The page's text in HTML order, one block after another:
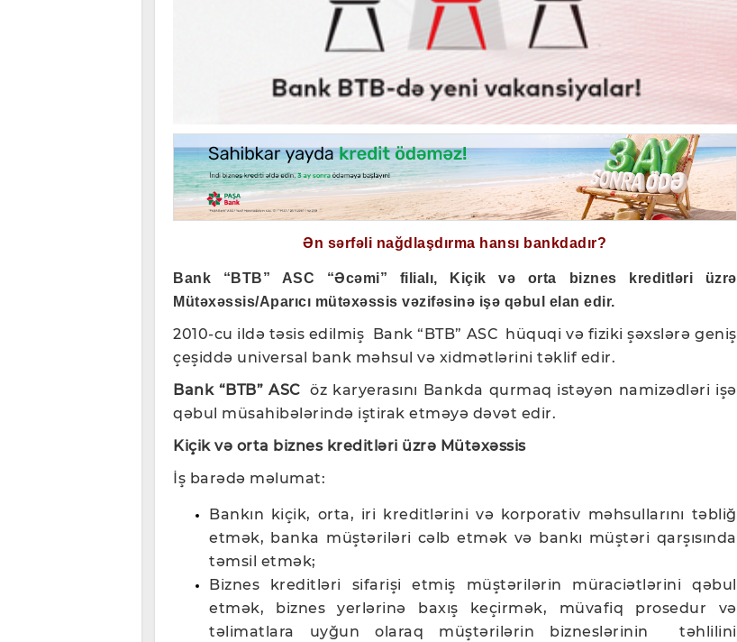
Ən sərfəli nağdlaşdırma hansı bankdadır?
Bank “BTB” ASC “Əcəmi” filialı,
Kiçik və orta biznes kreditləri üzrə
Mütəxəssis/Aparıcı mütəxəssis vəzifəsinə işə qəbul elan edir.
2010-cu ildə təsis edilmiş Bank “BTB” ASC hüquqi və fiziki şəxslərə geniş
çeşiddə universal bank məhsul və xidmətlərini təklif edir.
Bank “BTB” ASCöz karyerasını Bankda qurmaq istəyən namizədləri işə
qəbul müsahibələrində iştirak etməyə dəvət edir.
Kiçik və orta biznes kreditləri üzrə Mütəxəssis
İş barədə məlumat:
Bankın kiçik, orta, iri kreditlərini və korporativ məhsullarını təbliğ
etmək, banka müştəriləri cəlb etmək və bankı müştəri qarşısında
təmsil etmək;
Biznes kreditləri sifarişi etmiş müştərilərin müraciətlərini qəbul
etmək, biznes yerlərinə baxış keçirmək, müvafiq prosedur və
təlimatlara uyğun olaraq müştərilərin bizneslərinin təhlilini